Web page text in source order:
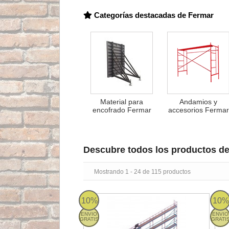
Categorías destacadas de Fermar
Material para
encofrado Fermar
Andamios y
accesorios Fermar
Descubre todos los productos
Mostrando 1 - 24 de 115 productos
10%
ENVIO
GRATIS
Pack Montaje Andamio Europeo Fermar10%
ENVIO